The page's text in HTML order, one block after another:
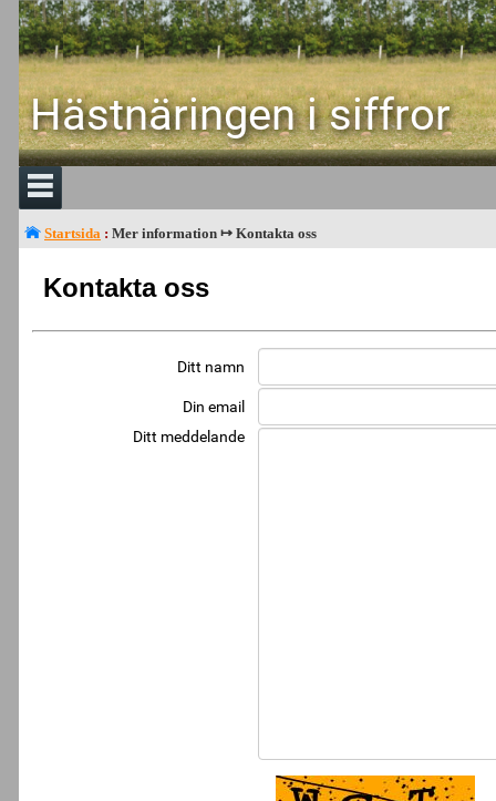
Hästnäringen i siffror
Startsida : Mer information ↦ Kontakta oss
Kontakta oss
Ditt namn
Din email
Ditt meddelande